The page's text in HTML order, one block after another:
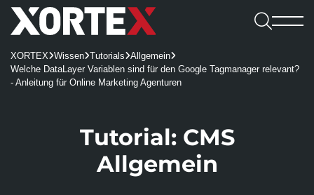

Leistungen
Leistungen
Software
Software
Referenzen
REDX Websites & Onlineshops
Karriere
Webagentur

XORTEXWissenTutorialsAllgemein
Welche DataLayer Variablen sind für den Google Tagmanager relevant?
- Anleitung für Online Marketing Agenturen
Tutorial: CMS
Allgemein